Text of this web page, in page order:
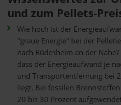
und zum Pellets-
Wie hoch ist der
"graue Energie" bei der
nach Rüdesheim an der
dass der Energieaufwand je
und Transportentfernung bei
liegt. Bei fossilen
20 bis 30 Prozent